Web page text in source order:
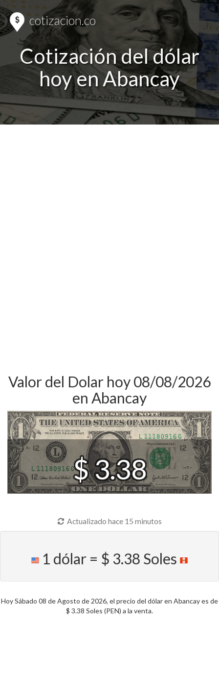
cotizacion.co
Cotización del dólar
hoy en Abancay
Valor del Dolar hoy 08/08/2026
en Abancay
$ 3.38
Actualizado hace 15 minutos
1 dólar = $ 3.38 Soles
Hoy Sábado 08 de Agosto de 2026, el precio del dólar en Abancay es de
$ 3.38 Soles (PEN) a la venta.